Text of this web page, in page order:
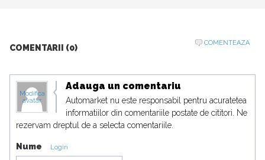
COMENTARII (0)
COMENTEAZA
Modifica
avatar
Adauga un comentariu
Automarket nu este responsabil pentru acuratetea
informatiilor din comentariile postate de cititori. Ne
rezervam dreptul de a selecta comentariile.
Nume Login